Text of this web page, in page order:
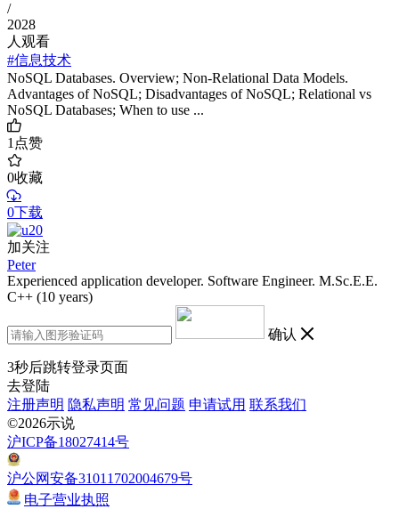
/
2028
人观看
#信息技术
NoSQL Databases. Overview; Non-Relational Data Models.
Advantages of NoSQL; Disadvantages of NoSQL; Relational vs
NoSQL Databases; When to use ...
1点赞
0收藏
0下载
加关注
Peter
Experienced application developer. Software Engineer. M.Sc.E.E.
C++ (10 years)
确认
3秒后跳转登录页面
去登陆
注册声明 隐私声明 常见问题 申请试用 联系我们
©2026示说
沪ICP备18027414号
沪公网安备31011702004679号
电子营业执照